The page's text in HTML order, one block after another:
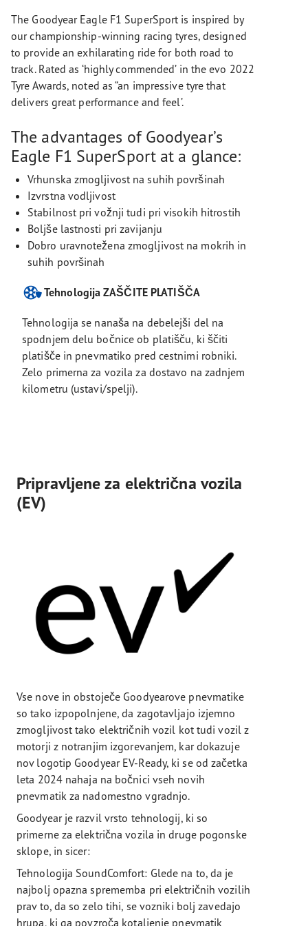
The Goodyear Eagle F1 SuperSport is inspired by
our championship-winning racing tyres, designed
to provide an exhilarating ride for both road to
track. Rated as ‘highly commended’ in the evo 2022
Tyre Awards, noted as “an impressive tyre that
delivers great performance and feel’.
The advantages of Goodyear’s
Eagle F1 SuperSport at a glance:
Vrhunska zmogljivost na suhih površinah
Izvrstna vodljivost
Stabilnost pri vožnji tudi pri visokih hitrostih
Boljše lastnosti pri zavijanju
Dobro uravnotežena zmogljivost na mokrih in
suhih površinah
Tehnologija ZAŠČITE PLATIŠČA
Tehnologija se nanaša na debelejši del na
spodnjem delu bočnice ob platišču, ki ščiti
platišče in pnevmatiko pred cestnimi robniki.
Zelo primerna za vozila za dostavo na zadnjem
kilometru (ustavi/spelji).
Pripravljene za električna vozila
(EV)
Vse nove in obstoječe Goodyearove pnevmatike
so tako izpopolnjene, da zagotavljajo izjemno
zmogljivost tako električnih vozil kot tudi vozil z
motorji z notranjim izgorevanjem, kar dokazuje
nov logotip Goodyear EV-Ready, ki se od začetka
leta 2024 nahaja na bočnici vseh novih
pnevmatik za nadomestno vgradnjo.
Goodyear je razvil vrsto tehnologij, ki so
primerne za električna vozila in druge pogonske
sklope, in sicer:
Tehnologija SoundComfort: Glede na to, da je
najbolj opazna sprememba pri električnih vozilih
prav to, da so zelo tihi, se vozniki bolj zavedajo
hrupa, ki ga povzroča kotaljenje pnevmatik